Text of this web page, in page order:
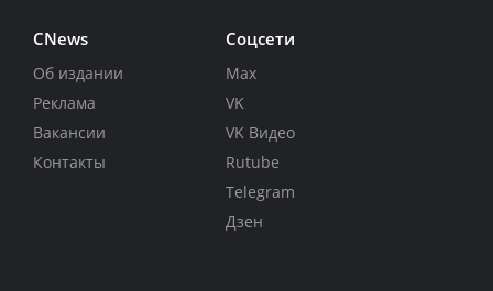
CNews
Об издании
Реклама
Вакансии
Контакты
Соцсети
Max
VK
VK Видео
Rutube
Telegram
Дзен